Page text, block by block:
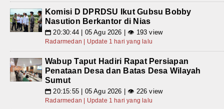
Komisi D DPRDSU Ikut Gubsu Bobby
Nasution Berkantor di Nias
📅 20:30:44 | 05 Agu 2026 | 👁 193 view
Radarmedan | Update 1 hari yang lalu
Wabup Taput Hadiri Rapat Persiapan
Penataan Desa dan Batas Desa Wilayah
Sumut
📅 20:15:55 | 05 Agu 2026 | 👁 226 view
Radarmedan | Update 1 hari yang lalu